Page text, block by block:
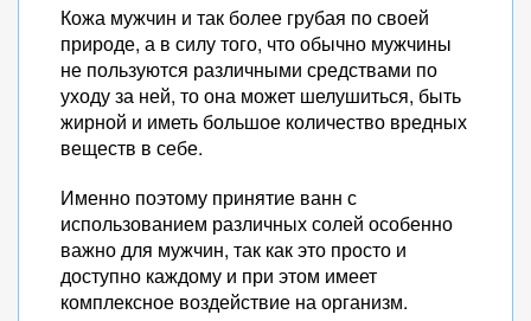
Кожа мужчин и так более грубая по своей
природе, а в силу того, что обычно мужчины
не пользуются различными средствами по
уходу за ней, то она может шелушиться, быть
жирной и иметь большое количество вредных
веществ в себе.
Именно поэтому принятие ванн с
использованием различных солей особенно
важно для мужчин, так как это просто и
доступно каждому и при этом имеет
комплексное воздействие на организм.